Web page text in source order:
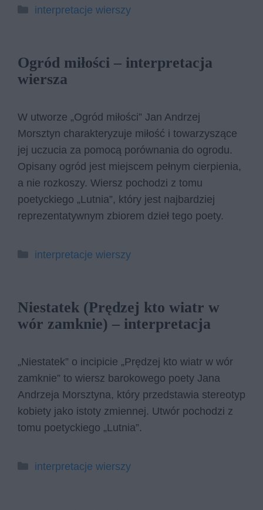
Kategorie
interpretacje wierszy
Ogród miłości – interpretacja
wiersza
W utworze „Ogród miłości” Jan Andrzej
Morsztyn charakteryzuje miłość i towarzyszące
jej uczucia za pomocą porównania do ogrodu.
Opisany ogród jest miejscem pełnym cierpienia,
a nie rozkoszy. Wiersz pochodzi z tomu
poetyckiego „Lutnia”, który jest najbardziej
reprezentatywnym zbiorem dzieł tego poety.
Kategorie
interpretacje wierszy
Niestatek (Prędzej kto wiatr w
wór zamknie) – interpretacja
„Niestatek” o incipicie „Prędzej kto wiatr w wór
zamknie” to wiersz barokowego poety Jana
Andrzeja Morsztyna, który przedstawia stereotyp
kobiety jako istoty zmiennej. Utwór pochodzi z
tomu poetyckiego „Lutnia”.
Kategorie
interpretacje wierszy